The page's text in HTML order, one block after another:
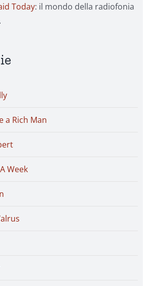
Today: il mondo della radiofonia
a Rich Man
Week